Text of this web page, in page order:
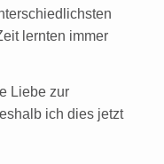
lernten immer
Liebe zur
ich dies jetzt